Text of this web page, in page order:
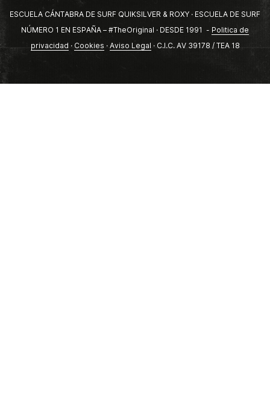
ESCUELA CÁNTABRA DE SURF QUIKSILVER & ROXY · ESCUELA DE SURF
NÚMERO 1 EN ESPAÑA – #TheOriginal · DESDE 1991 - Politica de
privacidad · Cookies · Aviso Legal · C.I.C. AV 39178 / TEA 18